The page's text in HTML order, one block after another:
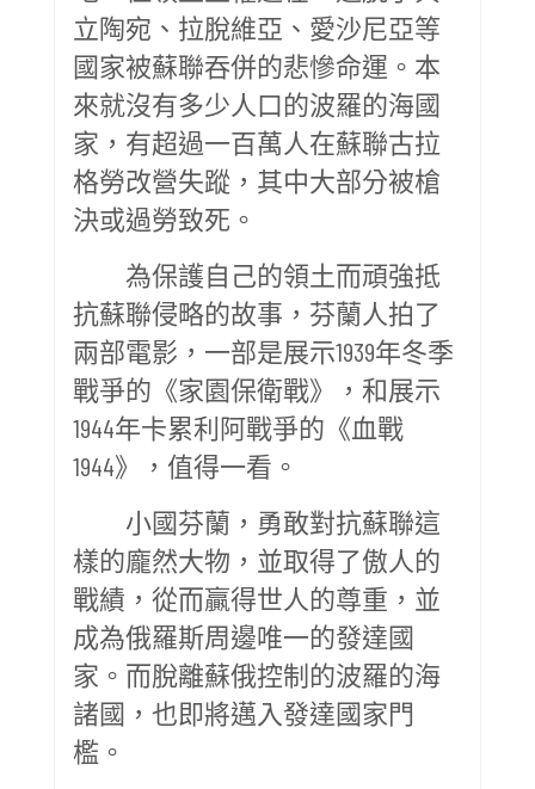
立陶宛、拉脫維亞、愛沙尼亞等
國家被蘇聯吞併的悲慘命運。本
來就沒有多少人口的波羅的海國
家，有超過一百萬人在蘇聯古拉
格勞改營失蹤，其中大部分被槍
決或過勞致死。
為保護自己的領土而頑強抵
抗蘇聯侵略的故事，芬蘭人拍了
兩部電影，一部是展示1939年冬季
戰爭的《家園保衛戰》，和展示
1944年卡累利阿戰爭的《血戰
1944》，值得一看。
小國芬蘭，勇敢對抗蘇聯這
樣的龐然大物，並取得了傲人的
戰績，從而贏得世人的尊重，並
成為俄羅斯周邊唯一的發達國
家。而脫離蘇俄控制的波羅的海
諸國，也即將邁入發達國家門
檻。